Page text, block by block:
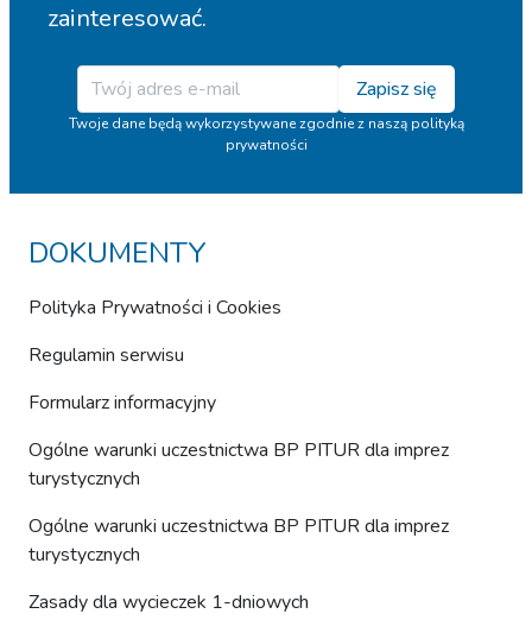
zainteresować.
Zapisz się
Twoje dane będą wykorzystywane zgodnie z naszą polityką
prywatności
DOKUMENTY
Polityka Prywatności i Cookies
Regulamin serwisu
Formularz informacyjny
Ogólne warunki uczestnictwa BP PITUR dla imprez
turystycznych
Ogólne warunki uczestnictwa BP PITUR dla imprez
turystycznych
Zasady dla wycieczek 1-dniowych